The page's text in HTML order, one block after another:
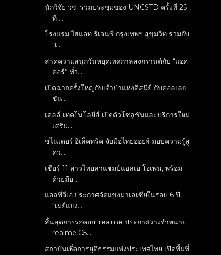
นักวิจัย วช. ร่วมประชุมของ UNCSTD ครั้งที่ 26
ที่ ...
โรงแรม ไฮแอท รีเจนซี่ กรุงเทพฯ สุขุมวิท ร่วมกับ
“เ...
สาดความสนุกวันหยุดเทศกาลสงกรานต์กับ “แอค
คอร์” ทั่ว...
เปิดฉากครั้งใหญ่กับเจ้าป่าแห่งดิสนีย์ กับคอลเลก
ชัน...
เดลล์ เทคโนโลยีส์ เปิดตัวโซลูชันและบริการใหม่
เสริม...
ชไนเดอร์ อิเล็คทริค จับมือไทยออยล์ มอบความรู้สู่
คว...
เชียร์ 11 สาวไทยล่าแชมป์แอลเอ โอเพ่น, พร้อม
ด้วยมือ...
แอลพีจีเอ ประกาศจัดแข่งมาเลเซียในรอบ 6 ปี
“เมย์แบง...
สิ้นสุดการรอคอย! realme ประกาศวางจำหน่าย
realme C5...
สถาบันเพื่อการยุติธรรมแห่งประเทศไทย เปิดพื้นที่